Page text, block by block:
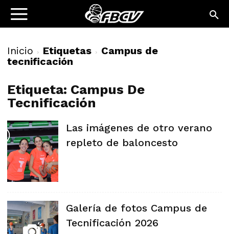
Inicio Etiquetas
Campus de
tecnificación
Etiqueta: Campus De
Tecnificación
Las imágenes de otro verano
repleto de baloncesto
Galería de fotos Campus de
Tecnificación 2026